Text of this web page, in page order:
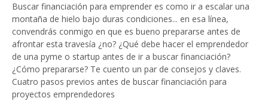
Buscar financiación para emprender es como ir a escalar una
montaña de hielo bajo duras condiciones... en esa línea,
convendrás conmigo en que es bueno prepararse antes de
afrontar esta travesía ¿no? ¿Qué debe hacer el emprendedor
de una pyme o startup antes de ir a buscar financiación?
¿Cómo prepararse? Te cuento un par de consejos y claves.
Cuatro pasos previos antes de buscar financiación para
proyectos emprendedores